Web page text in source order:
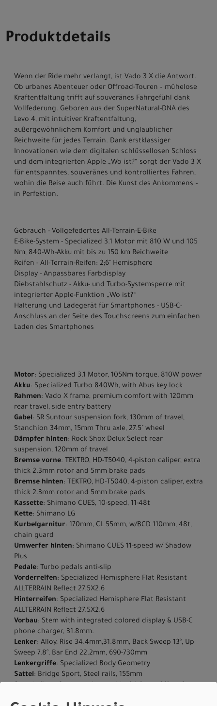
Produktdetails
Wenn der Ride mehr verlangt, ist Vado 3 X die Antwort.
Ob urbanes Abenteuer oder Offroad-Touren – mühelose
Kraftentfaltung trifft auf souveränes Fahrgefühl dank
Vollfederung. Geboren aus der SuperNatural-DNA des
Levo 4, mit intuitiver Kraftentfaltung,
außergewöhnlichem Komfort und unglaublicher
Reichweite für jedes Terrain. Dank erstklassiger
Innovationen wie dem digitalen schlüssellosen Schloss
und dem integrierten Apple „Wo ist?“ sorgt der Vado 3 X
für entspanntes, souveränes und kontrolliertes Fahren,
wohin die Reise auch führt. Die Kunst des Ankommens –
in Perfektion.
Gebrauch - Vollgefedertes All-Terrain-E-Bike
E-Bike-System - Specialized 3.1 Motor mit 810 W und 105
Nm, 840-Wh-Akku mit bis zu 150 km Reichweite
Reifen - All-Terrain-Reifen: 2;6" Hemisphere
Display - Anpassbares Farbdisplay
Diebstahlschutz - Akku- und Turbo-Systemsperre mit
integrierter Apple-Funktion „Wo ist?“
Halterung und Ladegerät für Smartphones - USB-C-
Anschluss an der Seite des Touchscreens zum einfachen
Laden des Smartphones
Motor: Specialized 3.1 Motor, 105Nm torque, 810W power
Akku: Specialized Turbo 840Wh, with Abus key lock
Rahmen: Vado X frame, premium comfort with 120mm
rear travel, side entry battery
Gabel: SR Suntour suspension fork, 130mm of travel,
Stanchion 34mm, 15mm Thru axle, 27.5" wheel
Dämpfer hinten: Rock Shox Delux Select rear
suspension, 120mm of travel
Bremse vorne: TEKTRO, HD-T5040, 4-piston caliper, extra
thick 2.3mm rotor and 5mm brake pads
Bremse hinten: TEKTRO, HD-T5040, 4-piston caliper, extra
thick 2.3mm rotor and 5mm brake pads
Kassette: Shimano CUES, 10-speed, 11-48t
Kette: Shimano LG
Kurbelgarnitur: 170mm, CL 55mm, w/BCD 110mm, 48t,
chain guard
Umwerfer hinten: Shimano CUES 11-speed w/ Shadow
Plus
Pedale: Turbo pedals anti-slip
Vorderreifen: Specialized Hemisphere Flat Resistant
ALLTERRAIN Reflect 27.5X2.6
Hinterreifen: Specialized Hemisphere Flat Resistant
ALLTERRAIN Reflect 27.5X2.6
Vorbau: Stem with integrated colored display & USB-C
phone charger, 31.8mm.
Lenker: Alloy, Rise 34.4mm,31.8mm, Back Sweep 13°, Up
Sweep 7.8°, Bar End 22.2mm, 690-730mm
Lenkergriffe: Specialized Body Geometry
Sattel: Bridge Sport, Steel rails, 155mm